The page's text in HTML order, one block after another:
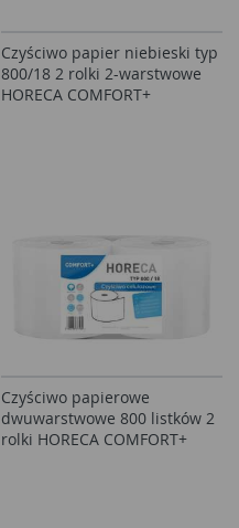
Czyściwo papier niebieski typ
800/18 2 rolki 2-warstwowe
HORECA COMFORT+
Czyściwo papierowe
dwuwarstwowe 800 listków 2
rolki HORECA COMFORT+